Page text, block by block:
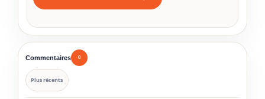
Commentaires 0
Plus récents